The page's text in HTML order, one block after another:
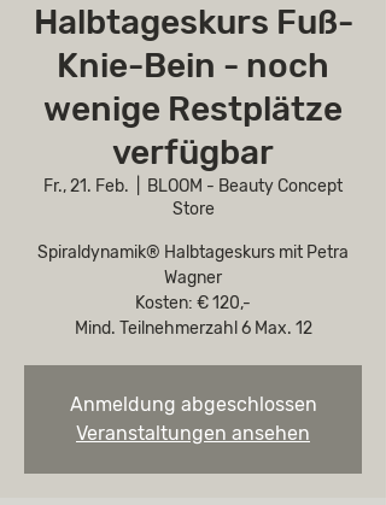
Halbtageskurs Fuß-
Knie-Bein - noch
wenige Restplätze
verfügbar
Fr., 21. Feb.
BLOOM - Beauty Concept
Store
Spiraldynamik® Halbtageskurs mit Petra
Wagner
Kosten: € 120,-
Mind. Teilnehmerzahl 6 Max. 12
Anmeldung abgeschlossen
Veranstaltungen ansehen